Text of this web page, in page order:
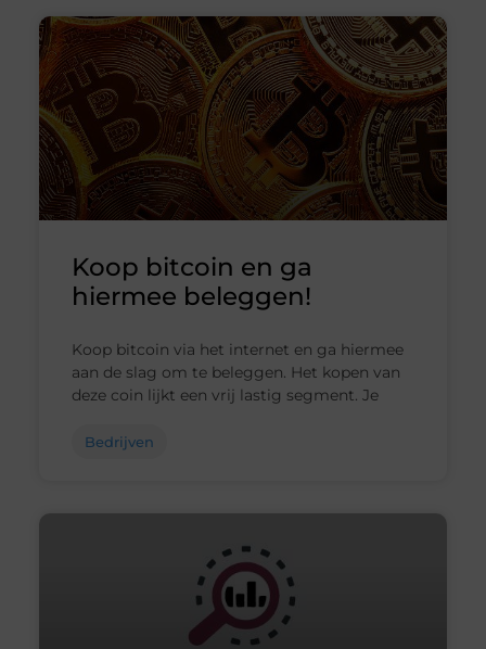
Koop bitcoin en ga
hiermee beleggen!
Koop bitcoin via het internet en ga hiermee
aan de slag om te beleggen. Het kopen van
deze coin lijkt een vrij lastig segment. Je
Bedrijven